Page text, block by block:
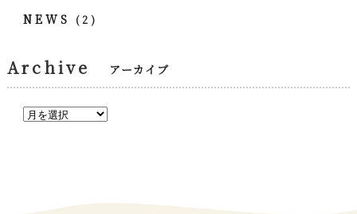
NEWS (2)
Archive アーカイブ